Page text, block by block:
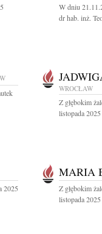
W dniu
dr hab. inż.
WROCŁAW
Z głębokim
listopada
2025
MARIA
Z głębokim
listopada